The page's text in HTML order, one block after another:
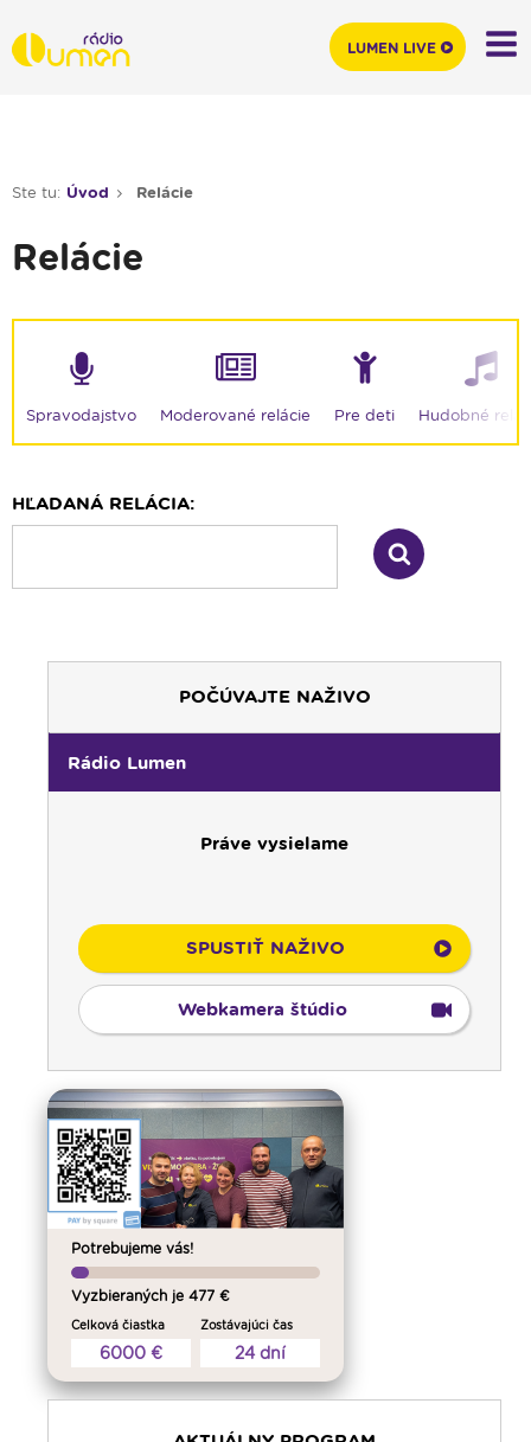
Ste tu: Úvod Relácie
Relácie
Spravodajstvo Moderované relácie Pre deti Hudobné
HĽADANÁ RELÁCIA:
POČÚVAJTE NAŽIVO
Rádio Lumen
Práve vysielame
SPUSTIŤ NAŽIVO
Webkamera štúdio
Potrebujeme vás!
Vyzbieraných je 477 €
Celková čiastka
6000 €
Zostávajúci čas
24 dní
LUMEN LIVE